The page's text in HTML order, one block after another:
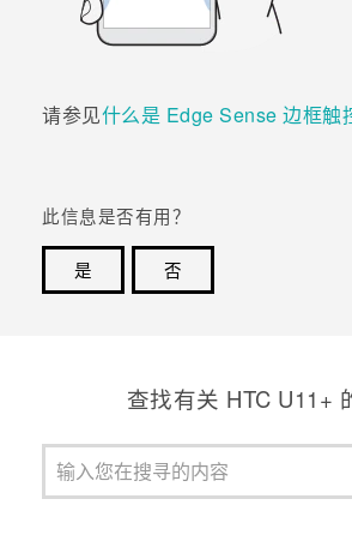
请参见什么是 Edge Sense 边框触
此信息是否有用？
是
否
查找有关 HTC U11+